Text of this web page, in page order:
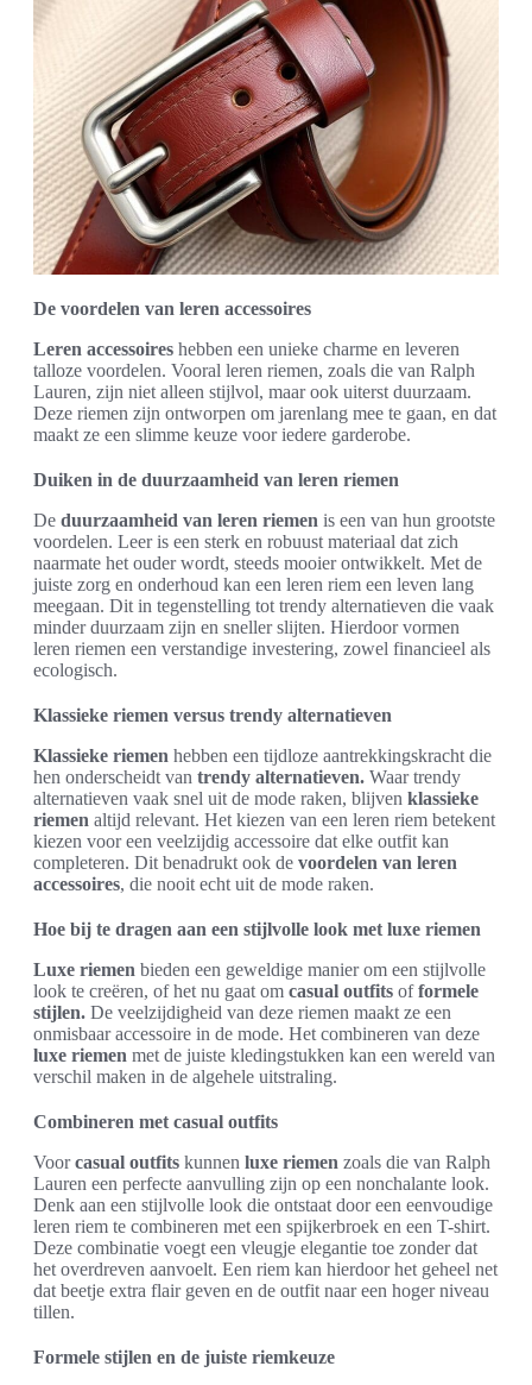
De voordelen van leren accessoires
Leren accessoires hebben een unieke charme en leveren
talloze voordelen. Vooral leren riemen, zoals die van Ralph
Lauren, zijn niet alleen stijlvol, maar ook uiterst duurzaam.
Deze riemen zijn ontworpen om jarenlang mee te gaan, en dat
maakt ze een slimme keuze voor iedere garderobe.
Duiken in de duurzaamheid van leren riemen
De duurzaamheid van leren riemen is een van hun grootste
voordelen. Leer is een sterk en robuust materiaal dat zich
naarmate het ouder wordt, steeds mooier ontwikkelt. Met de
juiste zorg en onderhoud kan een leren riem een leven lang
meegaan. Dit in tegenstelling tot trendy alternatieven die vaak
minder duurzaam zijn en sneller slijten. Hierdoor vormen
leren riemen een verstandige investering, zowel financieel als
ecologisch.
Klassieke riemen versus trendy alternatieven
Klassieke riemen hebben een tijdloze aantrekkingskracht die
hen onderscheidt van trendy alternatieven. Waar trendy
alternatieven vaak snel uit de mode raken, blijven klassieke
riemen altijd relevant. Het kiezen van een leren riem betekent
kiezen voor een veelzijdig accessoire dat elke outfit kan
completeren. Dit benadrukt ook de voordelen van leren
accessoires, die nooit echt uit de mode raken.
Hoe bij te dragen aan een stijlvolle look met luxe riemen
Luxe riemen bieden een geweldige manier om een stijlvolle
look te creëren, of het nu gaat om casual outfits offormele
stijlen. De veelzijdigheid van deze riemen maakt ze een
onmisbaar accessoire in de mode. Het combineren van deze
luxe riemen met de juiste kledingstukken kan een wereld van
verschil maken in de algehele uitstraling.
Combineren met casual outfits
Voorcasual outfits kunnen luxe riemen zoals die van Ralph
Lauren een perfecte aanvulling zijn op een nonchalante look.
Denk aan een stijlvolle look die ontstaat door een eenvoudige
leren riem te combineren met een spijkerbroek en een T-shirt.
Deze combinatie voegt een vleugje elegantie toe zonder dat
het overdreven aanvoelt. Een riem kan hierdoor het geheel net
dat beetje extra flair geven en de outfit naar een hoger niveau
tillen.
Formele stijlen en de juiste riemkeuze